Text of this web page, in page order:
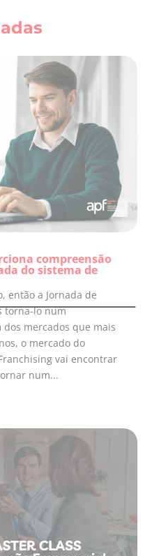
compreensão
do sistema de
então a Jornada de
torna-lo num
dos mercados que mais
o mercado do
vai encontrar
num...